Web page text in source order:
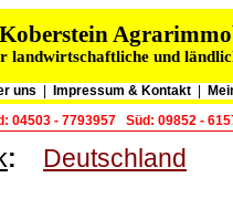
landwirtschaftliche und
uns Impressum & Kontakt
04503 - 7793957 Süd: 09852 -
: Deutschland